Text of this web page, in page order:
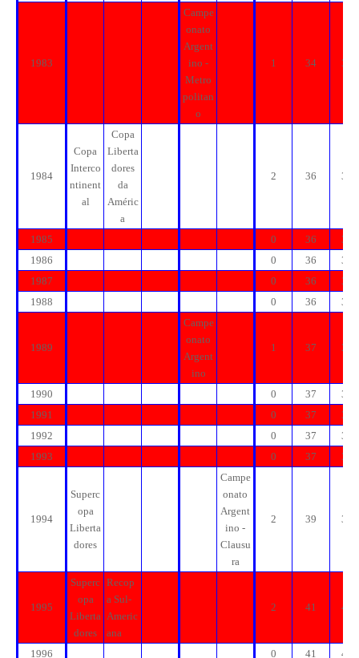
1983
Campe
onato
Argent
ino -
Metro
politan
o
1 34 34
1984
Copa
Interco
ntinent
al
Copa
Liberta
dores
da
Améric
a
2 36 36
1985 0 36
36
1986
0 36
36
1987
0 36
36
1988
0 36 36
1989
Campe
onato
Argent
ino
1 37 37
1990 0 37
37
1991
0 37
37
1992
0 37
37
1993
0 37 37
1994
Superc
opa
Liberta
dores
Campe
onato
Argent
ino -
Clausu
ra
2 39 39
1995
Superc
opa
Liberta
dores
Recop
a Sul-
Americ
ana
2 41 41
1996 0 41
41